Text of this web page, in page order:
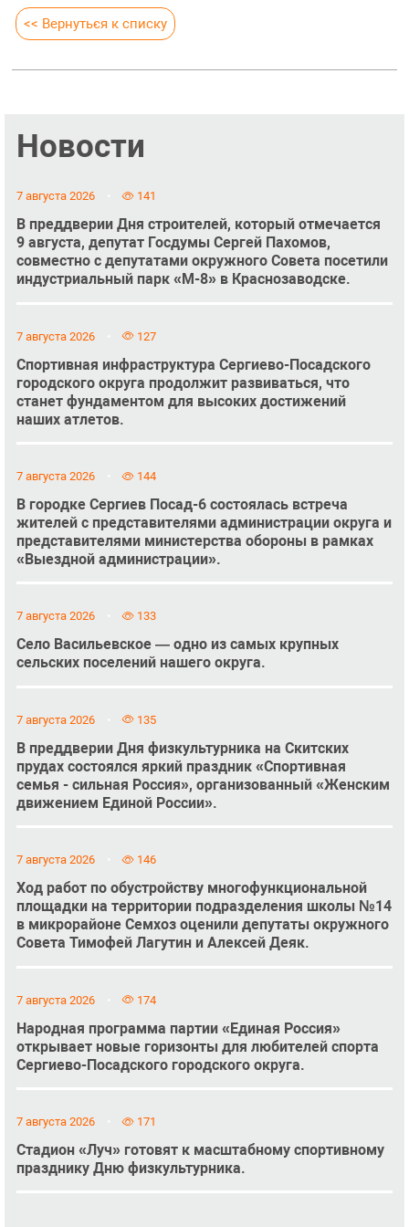
<< Вернуться к списку
Новости
7 августа 2026 141
В преддверии Дня строителей, который отмечается
9 августа, депутат Госдумы Сергей Пахомов,
совместно с депутатами окружного Совета посетили
индустриальный парк «М-8» в Краснозаводске.
7 августа 2026 127
Спортивная инфраструктура Сергиево-Посадского
городского округа продолжит развиваться, что
станет фундаментом для высоких достижений
наших атлетов.
7 августа 2026 144
В городке Сергиев Посад-6 состоялась встреча
жителей с представителями администрации округа и
представителями министерства обороны в рамках
«Выездной администрации».
7 августа 2026 133
Село Васильевское — одно из самых крупных
сельских поселений нашего округа.
7 августа 2026 135
В преддверии Дня физкультурника на Скитских
прудах состоялся яркий праздник «Спортивная
семья - сильная Россия», организованный «Женским
движением Единой России».
7 августа 2026 146
Ход работ по обустройству многофункциональной
площадки на территории подразделения школы №14
в микрорайоне Семхоз оценили депутаты окружного
Совета Тимофей Лагутин и Алексей Деяк.
7 августа 2026 174
Народная программа партии «Единая Россия»
открывает новые горизонты для любителей спорта
Сергиево-Посадского городского округа.
7 августа 2026 171
Стадион «Луч» готовят к масштабному спортивному
празднику Дню физкультурника.